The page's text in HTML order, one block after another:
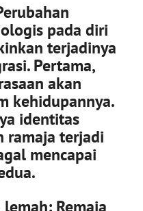
pada diri
terjadinya
Pertama,
akan
kehidupannya.
identitas
ramaja terjadi
mencapai
Remaja